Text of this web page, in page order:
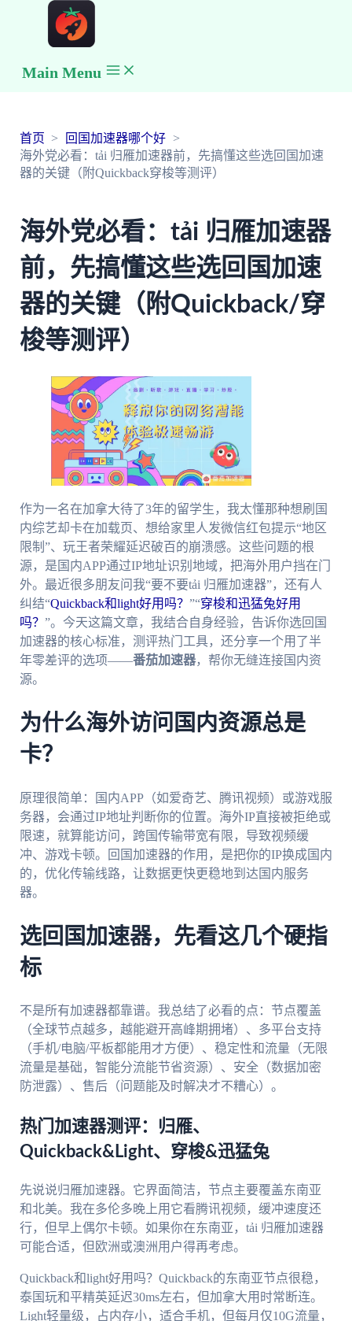
Main Menu
首页
回国加速器哪个好
海外党必看：tải 归雁加速器前，先搞懂这些选回国加速
器的关键（附Quickback穿梭等测评）
海外党必看：tải 归雁加速器
前，先搞懂这些选回国加速
器的关键（附Quickback/穿
梭等测评）
作为一名在加拿大待了3年的留学生，我太懂那种想刷国
内综艺却卡在加载页、想给家里人发微信红包提示“地区
限制”、玩王者荣耀延迟破百的崩溃感。这些问题的根
源，是国内APP通过IP地址识别地域，把海外用户挡在门
外。最近很多朋友问我“要不要tải 归雁加速器”，还有人
纠结“Quickback和light好用吗？ ”“穿梭和迅猛兔好用
吗？ ”。今天这篇文章，我结合自身经验，告诉你选回国
加速器的核心标准，测评热门工具，还分享一个用了半
年零差评的选项——番茄加速器，帮你无缝连接国内资
源。
为什么海外访问国内资源总是
卡？
原理很简单：国内APP（如爱奇艺、腾讯视频）或游戏服
务器，会通过IP地址判断你的位置。海外IP直接被拒绝或
限速，就算能访问，跨国传输带宽有限，导致视频缓
冲、游戏卡顿。回国加速器的作用，是把你的IP换成国内
的，优化传输线路，让数据更快更稳地到达国内服务
器。
选回国加速器，先看这几个硬指
标
不是所有加速器都靠谱。我总结了必看的点：节点覆盖
（全球节点越多，越能避开高峰期拥堵）、多平台支持
（手机/电脑/平板都能用才方便）、稳定性和流量（无限
流量是基础，智能分流能节省资源）、安全（数据加密
防泄露）、售后（问题能及时解决才不糟心）。
热门加速器测评：归雁、
Quickback&Light、穿梭&迅猛兔
先说说归雁加速器。它界面简洁，节点主要覆盖东南亚
和北美。我在多伦多晚上用它看腾讯视频，缓冲速度还
行，但早上偶尔卡顿。如果你在东南亚，tải 归雁加速器
可能合适，但欧洲或澳洲用户得再考虑。
Quickback和light好用吗？Quickback的东南亚节点很稳，
泰国玩和平精英延迟30ms左右，但加拿大用时常断连。
Light轻量级，占内存小，适合手机，但每月仅10G流量，